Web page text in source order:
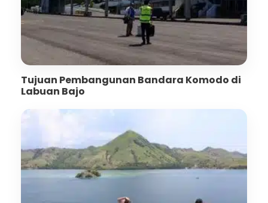
Tujuan Pembangunan Bandara Komodo di
Labuan Bajo